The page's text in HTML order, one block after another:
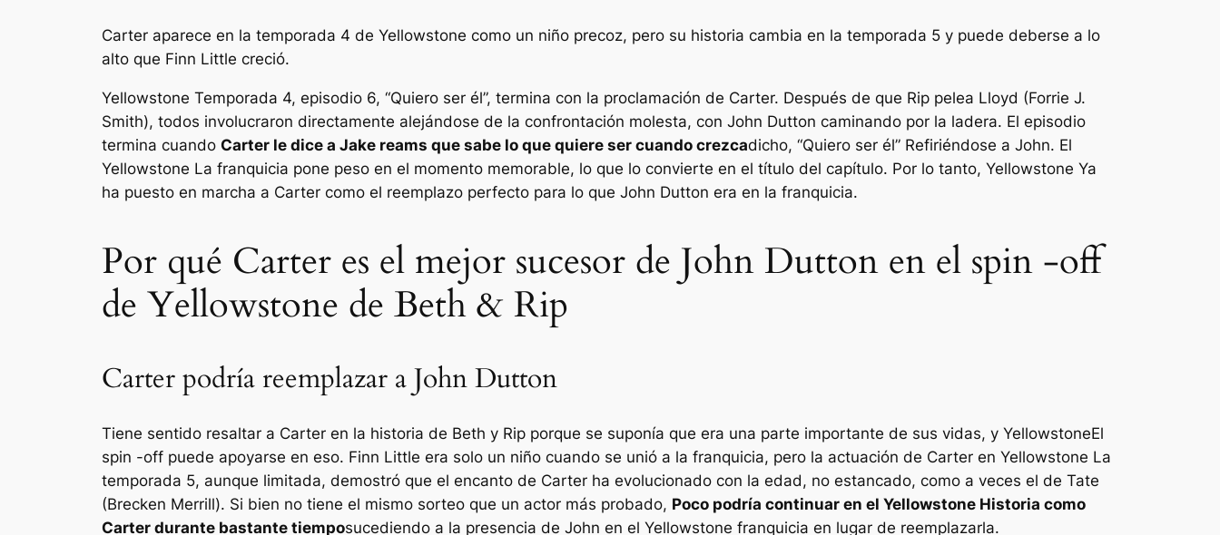
Carter aparece en la temporada 4 de Yellowstone como un niño precoz, pero su historia cambia en la temporada 5 y puede deberse a lo
alto que Finn Little creció.
Yellowstone Temporada 4, episodio 6, “Quiero ser él”, termina con la proclamación de Carter. Después de que Rip pelea Lloyd (Forrie J.
Smith), todos involucraron directamente alejándose de la confrontación molesta, con John Dutton caminando por la ladera. El episodio
termina cuando Carter le dice a Jake reams que sabe lo que quiere ser cuando crezcadicho, “Quiero ser él” Refiriéndose a John. El
Yellowstone La franquicia pone peso en el momento memorable, lo que lo convierte en el título del capítulo. Por lo tanto, Yellowstone Ya
ha puesto en marcha a Carter como el reemplazo perfecto para lo que John Dutton era en la franquicia.
Por qué Carter es el mejor sucesor de John Dutton en el spin -off
de Yellowstone de Beth & Rip
Carter podría reemplazar a John Dutton
Tiene sentido resaltar a Carter en la historia de Beth y Rip porque se suponía que era una parte importante de sus vidas, y YellowstoneEl
spin -off puede apoyarse en eso. Finn Little era solo un niño cuando se unió a la franquicia, pero la actuación de Carter en Yellowstone La
temporada 5, aunque limitada, demostró que el encanto de Carter ha evolucionado con la edad, no estancado, como a veces el de Tate
(Brecken Merrill). Si bien no tiene el mismo sorteo que un actor más probado, Poco podría continuar en el Yellowstone Historia como
Carter durante bastante tiemposucediendo a la presencia de John en el Yellowstone franquicia en lugar de reemplazarla.